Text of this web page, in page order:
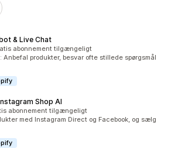
& Live Chat
i altabonnement tilgængeligt
produkter, besvar ofte stillede spørgsmål
Shop AI
i altabonnement tilgængeligt
med Instagram Direct og Facebook, og sælg